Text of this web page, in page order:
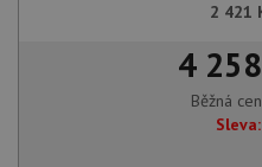
2 421
4
Běžná
Sleva: